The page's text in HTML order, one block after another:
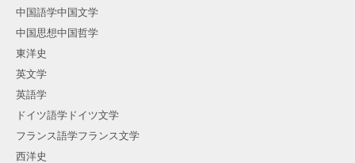
中国語学中国文学
中国思想中国哲学
東洋史
英文学
英語学
ドイツ語学ドイツ文学
フランス語学フランス文学
西洋史